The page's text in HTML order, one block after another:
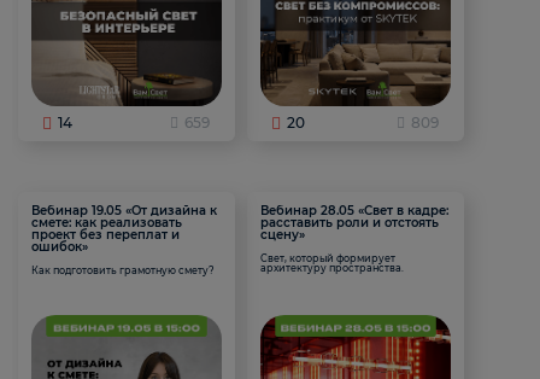
14 659 20 809
Вебинар 19.05 «От дизайна к
смете: как реализовать
проект без переплат и
ошибок»
Как подготовить грамотную смету?
Вебинар 28.05 «Свет в кадре:
расставить роли и отстоять
сцену»
Свет, который формирует
архитектуру пространства.